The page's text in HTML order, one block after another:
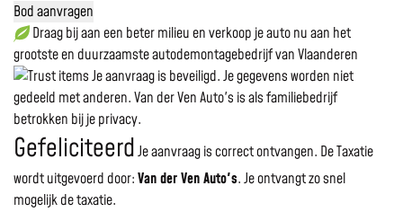
Bod aanvragen
Draag bij aan een beter milieu en verkoop je auto nu aan het
grootste en duurzaamste autodemontagebedrijf van Vlaanderen
Je aanvraag is beveiligd. Je gegevens worden niet
gedeeld met anderen. Van der Ven Auto's is als familiebedrijf
betrokken bij je privacy.
GefeliciteerdJe aanvraag is correct ontvangen. De Taxatie
wordt uitgevoerd door:Van der Ven Auto's.Je ontvangt zo snel
mogelijk de taxatie.